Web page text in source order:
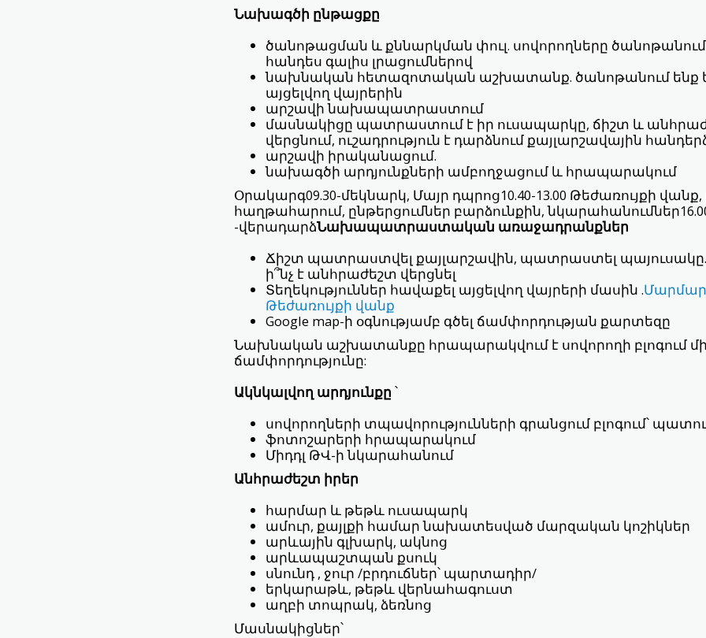
Նախագծի ընթացքը
ծանոթացման և քննարկման փուլ. սովորողները
հանդես գալիս լրացումներով
նախնական հետազոտական աշխատանք. ծանոթանում ենք
այցելվող վայրերին
արշավի նախապատրաստում
մասնակիցը պատրաստում է իր ուսապարկը, ճիշտ և
վերցնում, ուշադրություն է դարձնում քայլարշավային
արշավի իրականացում.
նախագծի արդյունքների ամբողջացում և հրապարակում
Օրակարգ09.30-մեկնարկ, Մայր դպրոց10.40-13.00 Թեժառույքի
հաղթահարում, ընթերցումներ բարձունքին,
-վերադարձՆախապատրաստական առաջադրանքներ
Ճիշտ պատրաստվել քայլարշավին, պատրաստել պայուսակը.
ի՞նչ է անհրաժեշտ վերցնել
Տեղեկություններ հավաքել այցելվող վայրերի մասին .
Թեժառույքի վանք
Google map-ի օգնությամբ գծել ճամփորդության քարտեզը
Նախնական աշխատանքը հրապարակվում է սովորողի բլոգում
ճամփորդությունը:
Ակնկալվող արդյունքը ՝
սովորողների տպավորությունների գրանցում բլոգում՝
ֆոտոշարերի հրապարակում
Միդդլ ԹՎ-ի նկարահանում
Անհրաժեշտ իրեր
հարմար և թեթև ուսապարկ
ամուր, քայլքի համար նախատեսված մարզական կոշիկներ
արևային գլխարկ, ակնոց
արևապաշտպան քսուկ
սնունդ , ջուր /բրդուճներ՝ պարտադիր/
երկարաթև, թեթև վերնահագուստ
աղբի տոպրակ, ձեռնոց
Մասնակիցներ՝